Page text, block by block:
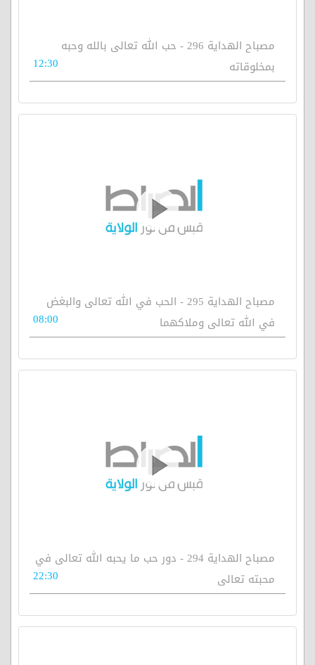
مصباح الهداية 296 - حب الله تعالى بالله وحبه
بمخلوقاته
12:30
مصباح الهداية 295 - الحب في الله تعالى والبغض
في الله تعالى وملاكهما
08:00
مصباح الهداية 294 - دور حب ما يحبه الله تعالى في
محبته تعالى
22:30